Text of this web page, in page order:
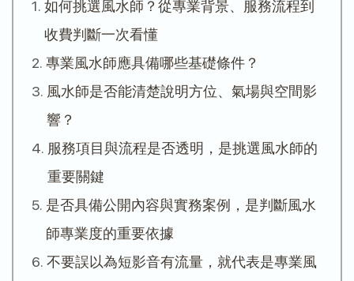
如何挑選風水師？從專業背景、服務流程到
收費判斷一次看懂
專業風水師應具備哪些基礎條件？
風水師是否能清楚說明方位、氣場與空間影
響？
服務項目與流程是否透明，是挑選風水師的
重要關鍵
是否具備公開內容與實務案例，是判斷風水
師專業度的重要依據
不要誤以為短影音有流量，就代表是專業風